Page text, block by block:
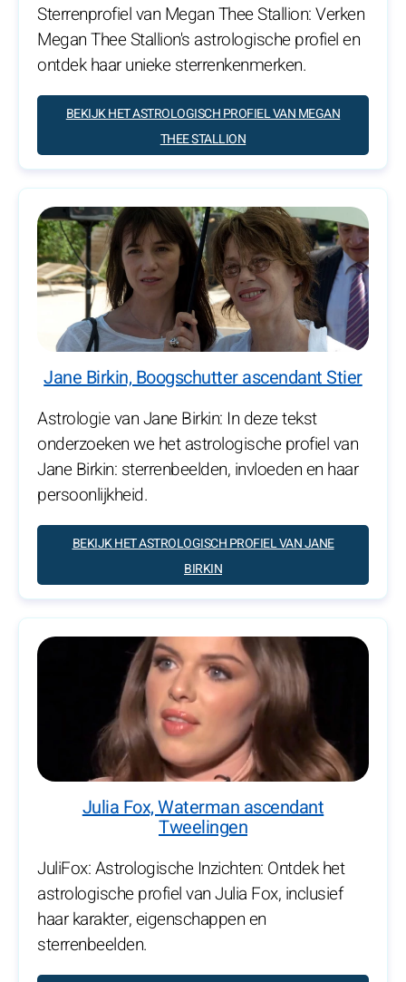
Sterrenprofiel van Megan Thee Stallion: Verken
Megan Thee Stallion's astrologische profiel en
ontdek haar unieke sterrenkenmerken.
BEKIJK HET ASTROLOGISCH PROFIEL VAN MEGAN
THEE STALLION
Jane Birkin, Boogschutter ascendant Stier
Astrologie van Jane Birkin: In deze tekst
onderzoeken we het astrologische profiel van
Jane Birkin: sterrenbeelden, invloeden en haar
persoonlijkheid.
BEKIJK HET ASTROLOGISCH PROFIEL VAN JANE
BIRKIN
Julia Fox, Waterman ascendant
Tweelingen
JuliFox: Astrologische Inzichten: Ontdek het
astrologische profiel van Julia Fox, inclusief
haar karakter, eigenschappen en
sterrenbeelden.